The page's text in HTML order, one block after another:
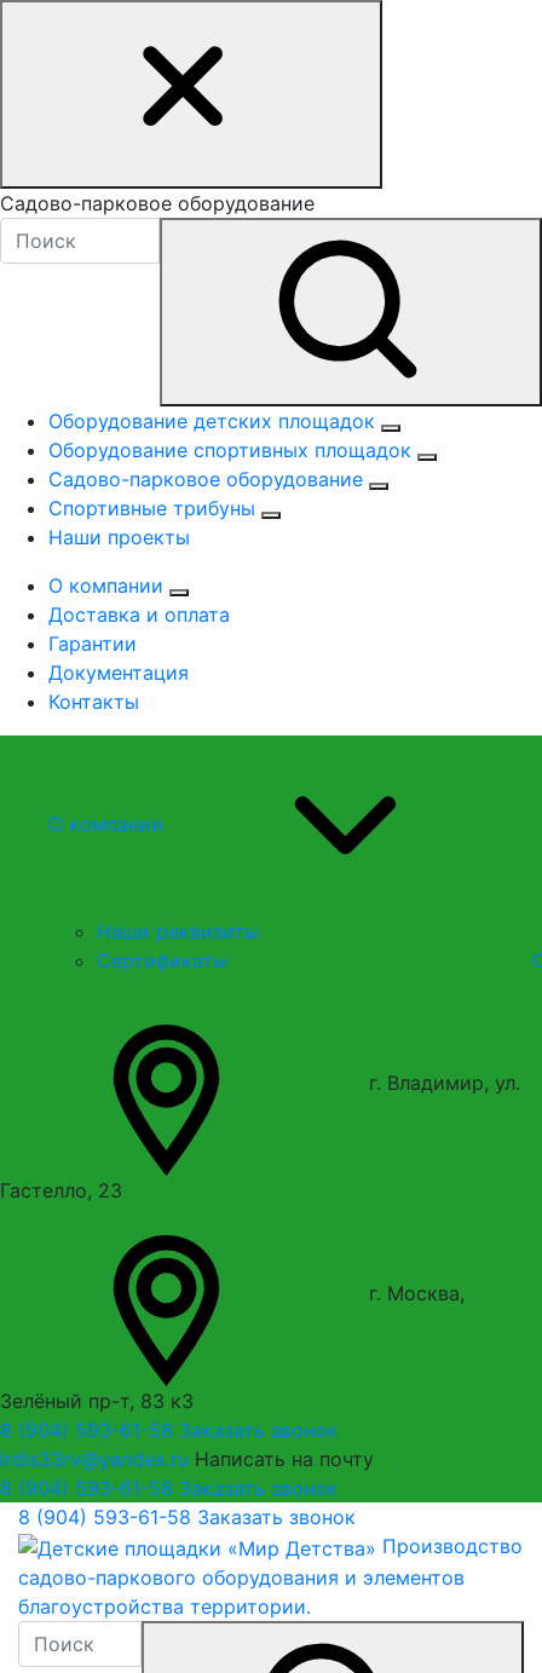
Садово-парковое оборудование
Оборудование детских площадок
Оборудование спортивных площадок
Садово-парковое оборудование
Спортивные трибуны
Наши проекты
О компании
Доставка и оплата
Гарантии
Документация
Контакты
О компании
Наши реквизиты
Сертификаты
г. Владимир, ул.
Гастелло, 23
г. Москва,
Зелёный пр-т, 83 к3
8 (904) 593-61-58 Заказать звонок
irdis33rv@yandex.ru Написать на почту
8 (904) 593-61-58 Заказать звонок
8 (904) 593-61-58 Заказать звонок
Производство
садово-паркового оборудования и элементов
благоустройства территории.